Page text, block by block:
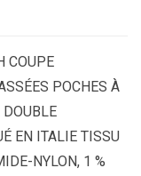
COUPE
POCHES À
DOUBLE
EN ITALIE TISSU
NYLON, 1 %